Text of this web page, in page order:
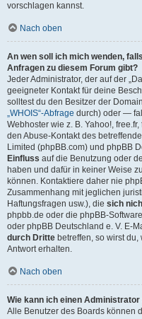
vorschlagen kannst.
Nach oben
An wen soll ich mich wenden,
Anfragen zu diesem Forum gibt?
Jeder Administrator, der auf der
geeigneter Kontakt für deine
solltest du den Besitzer der
„WHOIS“-Abfrage durch) oder —
Webhoster wie z. B. Yahoo!,
den Abuse-Kontakt des
Limited (phpBB.com) und phpBB
Einfluss auf die Benutzung oder
haben und dafür in keiner Weise
können. Kontaktiere daher nie
Zusammenhang mit jeglichen
Haftungsfragen usw.), die sich
phpbb.de oder die phpBB-
oder phpBB Deutschland e. V. E-
durch Dritte betreffen, so wirst
Antwort erhalten.
Nach oben
Wie kann ich einen
Alle Benutzer des Boards können